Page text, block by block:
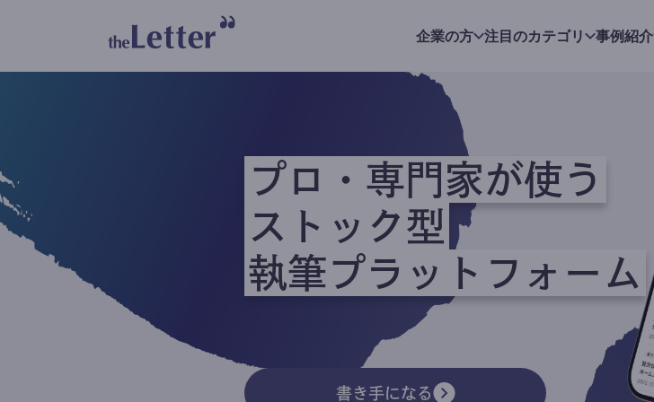
企業の方 注目のカテゴリ 事例紹介
プロ・専門家が使う
ストック型
執筆プラットフォーム
書き手になる